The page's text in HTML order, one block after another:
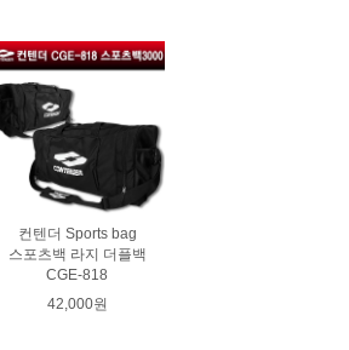
컨텐더 Sports bag
스포츠백 라지 더플백
CGE-818
42,000원